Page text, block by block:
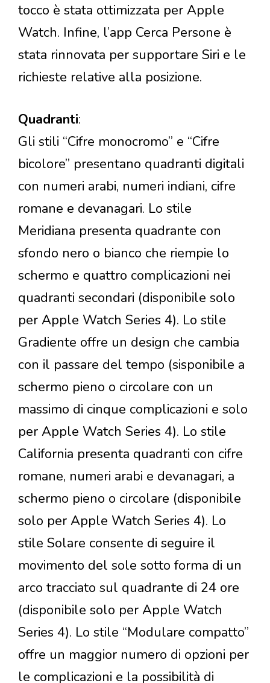
tocco è stata ottimizzata per Apple
Watch. Infine, l’app Cerca Persone è
stata rinnovata per supportare Siri e le
richieste relative alla posizione.
Quadranti:
Gli stili “Cifre monocromo” e “Cifre
bicolore” presentano quadranti digitali
con numeri arabi, numeri indiani, cifre
romane e devanagari. Lo stile
Meridiana presenta quadrante con
sfondo nero o bianco che riempie lo
schermo e quattro complicazioni nei
quadranti secondari (disponibile solo
per Apple Watch Series 4). Lo stile
Gradiente offre un design che cambia
con il passare del tempo (sisponibile a
schermo pieno o circolare con un
massimo di cinque complicazioni e solo
per Apple Watch Series 4). Lo stile
California presenta quadranti con cifre
romane, numeri arabi e devanagari, a
schermo pieno o circolare (disponibile
solo per Apple Watch Series 4). Lo
stile Solare consente di seguire il
movimento del sole sotto forma di un
arco tracciato sul quadrante di 24 ore
(disponibile solo per Apple Watch
Series 4). Lo stile “Modulare compatto”
offre un maggior numero di opzioni per
le complicazioni e la possibilità di